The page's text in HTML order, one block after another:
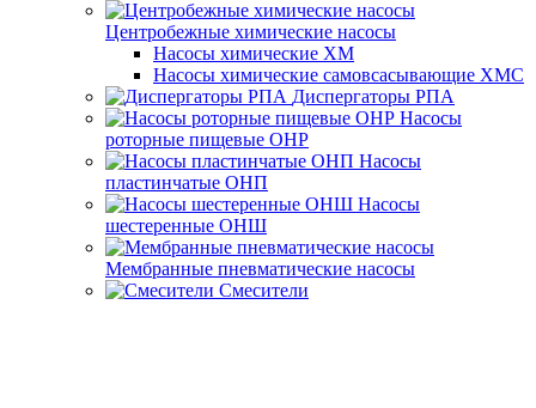
Центробежные химические насосы
Насосы химические ХМ
Насосы химические самовсасывающие ХМС
Диспергаторы РПА
Насосы
роторные пищевые ОНР
Насосы
пластинчатые ОНП
Насосы
шестеренные ОНШ
Мембранные пневматические насосы
Смесители